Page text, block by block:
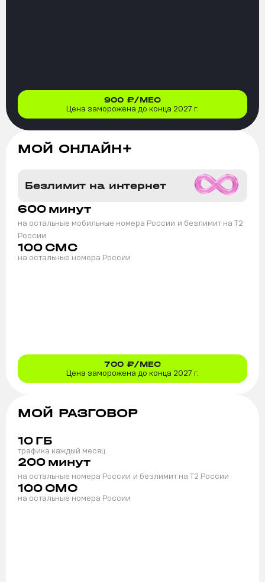
900 ₽/МЕС
Цена заморожена до конца 2027 г.
МОЙ ОНЛАЙН+
Безлимит на интернет
600 минут
на остальные мобильные номера России и безлимит на T2
России
100 СМС
на остальные номера России
700 ₽/МЕС
Цена заморожена до конца 2027 г.
МОЙ РАЗГОВОР
10 ГБ
трафика каждый месяц
200 минут
на остальные номера России и безлимит на T2 России
100 СМС
на остальные номера России